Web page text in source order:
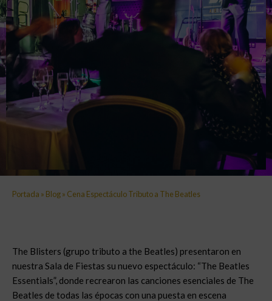
Portada » Blog» Cena Espectáculo Tributo a The Beatles
The Blisters (grupo tributo a the Beatles) presentaron en
nuestra Sala de Fiestas su nuevo espectáculo: “The Beatles
Essentials”, donde recrearon las canciones esenciales de The
Beatles de todas las épocas con una puesta en escena